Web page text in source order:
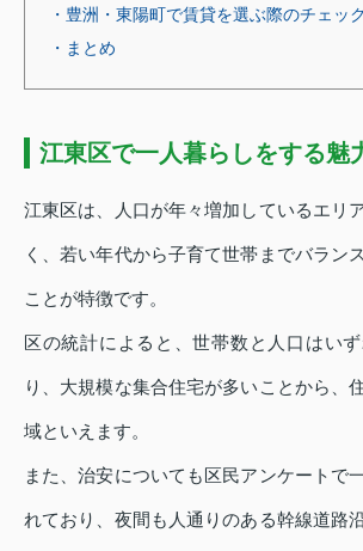
・豊洲・東陽町で賃貸を選ぶ際のチェッ
・まとめ
江東区で一人暮らしをする魅
江東区は、人口が年々増加しているエリ
く、若い年代から子育て世帯までバラン
ことが特徴です。
区の統計によると、世帯数と人口はい
り、大規模な集合住宅が多いことから、
域といえます。
また、治安についても区民アンケートで
れており、夜間も人通りのある幹線道路